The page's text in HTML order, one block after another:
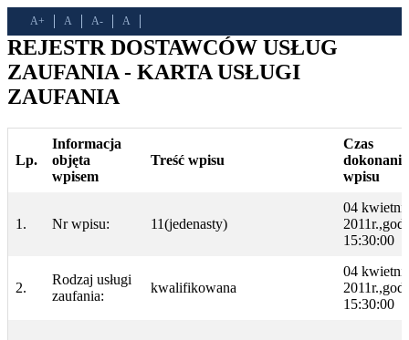
A+ A A- A
REJESTR DOSTAWCÓW USŁUG
ZAUFANIA - KARTA USŁUGI
ZAUFANIA
Lp.
Informacja
objęta
wpisem
Treść wpisu
Czas
dokonania
wpisu
1. Nr wpisu: 11(jedenasty)
04
15:30:00
2.
Rodzaj usługi
zaufania:
kwalifikowana
04
15:30:00